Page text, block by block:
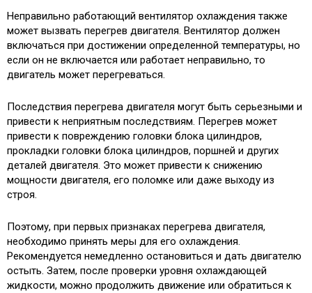
Неправильно работающий вентилятор охлаждения также
может вызвать перегрев двигателя. Вентилятор должен
включаться при достижении определенной температуры, но
если он не включается или работает неправильно, то
двигатель может перегреваться.
Последствия перегрева двигателя могут быть серьезными и
привести к неприятным последствиям. Перегрев может
привести к повреждению головки блока цилиндров,
прокладки головки блока цилиндров, поршней и других
деталей двигателя. Это может привести к снижению
мощности двигателя, его поломке или даже выходу из
строя.
Поэтому, при первых признаках перегрева двигателя,
необходимо принять меры для его охлаждения.
Рекомендуется немедленно остановиться и дать двигателю
остыть. Затем, после проверки уровня охлаждающей
жидкости, можно продолжить движение или обратиться к